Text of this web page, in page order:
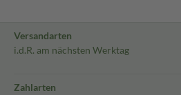
Versandarten
i.d.R. am nächsten Werktag
Zahlarten